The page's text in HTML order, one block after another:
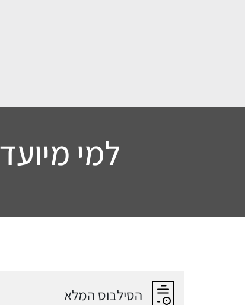
למי
הסילבוס המלא